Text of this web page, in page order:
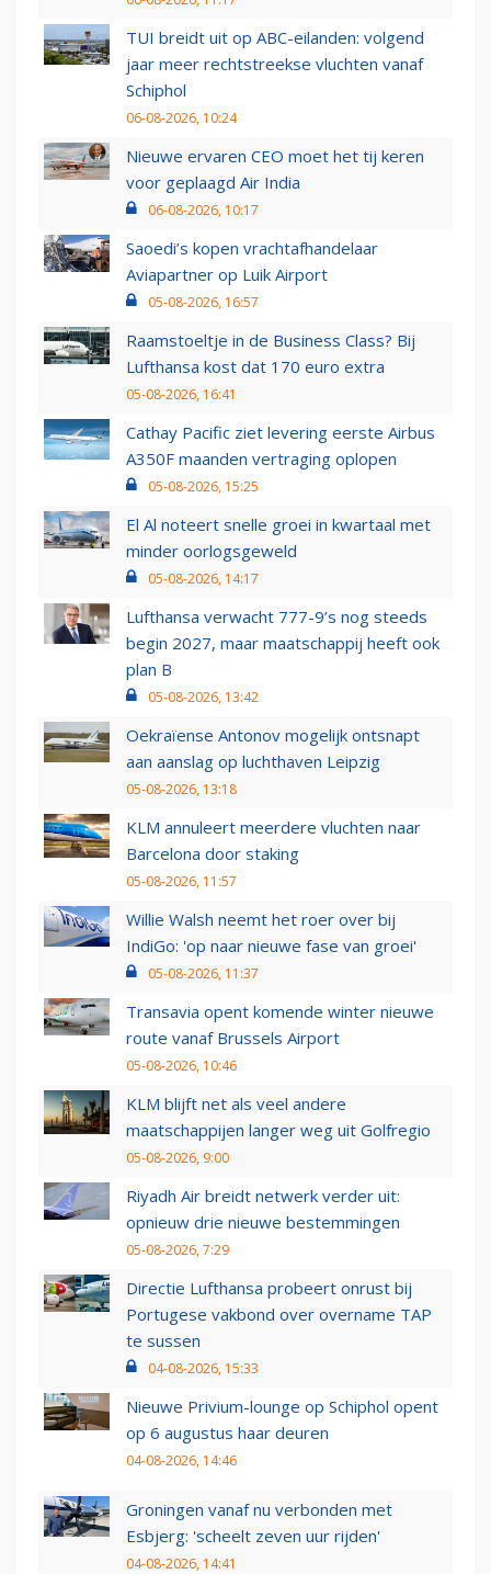
TUI breidt uit op ABC-eilanden: volgend
jaar meer rechtstreekse vluchten vanaf
Schiphol
06-08-2026, 10:24
Nieuwe ervaren CEO moet het tij keren
voor geplaagd Air India
06-08-2026, 10:17
Saoedi’s kopen vrachtafhandelaar
Aviapartner op Luik Airport
05-08-2026, 16:57
Raamstoeltje in de Business Class? Bij
Lufthansa kost dat 170 euro extra
05-08-2026, 16:41
Cathay Pacific ziet levering eerste Airbus
A350F maanden vertraging oplopen
05-08-2026, 15:25
El Al noteert snelle groei in kwartaal met
minder oorlogsgeweld
05-08-2026, 14:17
Lufthansa verwacht 777-9’s nog steeds
begin 2027, maar maatschappij heeft ook
plan B
05-08-2026, 13:42
Oekraïense Antonov mogelijk ontsnapt
aan aanslag op luchthaven Leipzig
05-08-2026, 13:18
KLM annuleert meerdere vluchten naar
Barcelona door staking
05-08-2026, 11:57
Willie Walsh neemt het roer over bij
IndiGo: 'op naar nieuwe fase van groei'
05-08-2026, 11:37
Transavia opent komende winter nieuwe
route vanaf Brussels Airport
05-08-2026, 10:46
KLM blijft net als veel andere
maatschappijen langer weg uit Golfregio
05-08-2026, 9:00
Riyadh Air breidt netwerk verder uit:
opnieuw drie nieuwe bestemmingen
05-08-2026, 7:29
Directie Lufthansa probeert onrust bij
Portugese vakbond over overname TAP
te sussen
04-08-2026, 15:33
Nieuwe Privium-lounge op Schiphol opent
op 6 augustus haar deuren
04-08-2026, 14:46
Groningen vanaf nu verbonden met
Esbjerg: 'scheelt zeven uur rijden'
04-08-2026, 14:41